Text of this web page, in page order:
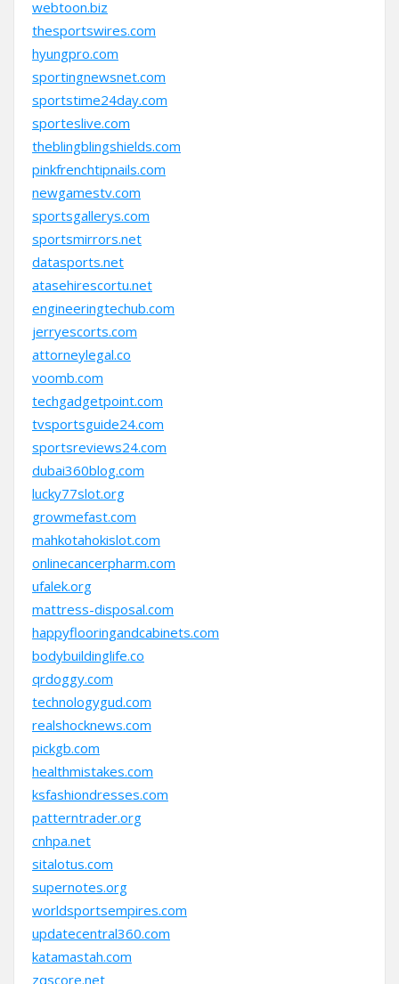
webtoon.biz
thesportswires.com
hyungpro.com
sportingnewsnet.com
sportstime24day.com
sporteslive.com
theblingblingshields.com
pinkfrenchtipnails.com
newgamestv.com
sportsgallerys.com
sportsmirrors.net
datasports.net
atasehirescortu.net
engineeringtechub.com
jerryescorts.com
attorneylegal.co
voomb.com
techgadgetpoint.com
tvsportsguide24.com
sportsreviews24.com
dubai360blog.com
lucky77slot.org
growmefast.com
mahkotahokislot.com
onlinecancerpharm.com
ufalek.org
mattress-disposal.com
happyflooringandcabinets.com
bodybuildinglife.co
qrdoggy.com
technologygud.com
realshocknews.com
pickgb.com
healthmistakes.com
ksfashiondresses.com
patterntrader.org
cnhpa.net
sitalotus.com
supernotes.org
worldsportsempires.com
updatecentral360.com
katamastah.com
zqscore.net